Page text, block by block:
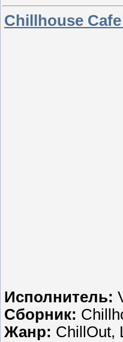
Chillhouse
Исполнитель:
Сборник:
Жанр: ChillOut,